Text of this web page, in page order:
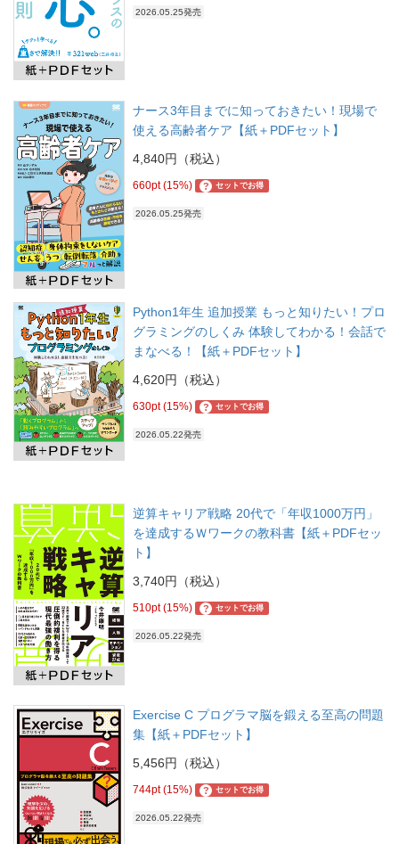
2026.05.25発売
ナース3年目までに知っておきたい！現場で
使える高齢者ケア【紙＋PDFセット】
4,840円（税込）
660pt (15%) ? セットでお得
2026.05.25発売
Python1年生 追加授業 もっと知りたい！プロ
グラミングのしくみ 体験してわかる！会話で
まなべる！【紙＋PDFセット】
4,620円（税込）
630pt (15%) ? セットでお得
2026.05.22発売
逆算キャリア戦略 20代で「年収1000万円」
を達成するＷワークの教科書【紙＋PDFセッ
ト】
3,740円（税込）
510pt (15%) ? セットでお得
2026.05.22発売
Exercise C プログラマ脳を鍛える至高の問題
集【紙＋PDFセット】
5,456円（税込）
744pt (15%) ? セットでお得
2026.05.22発売